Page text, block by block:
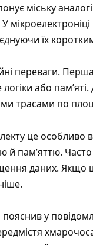
міську
їх
переваги.
або
трасами по
це особливо
й пам’яттю.
даних.
у